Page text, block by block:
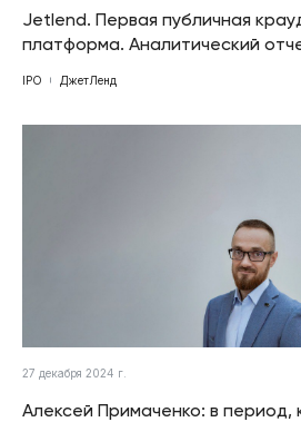
Jetlend. Первая публичная
платформа. Аналитический
IPO ДжетЛенд
27 декабря 2024 г.
Алексей Примаченко: в период,